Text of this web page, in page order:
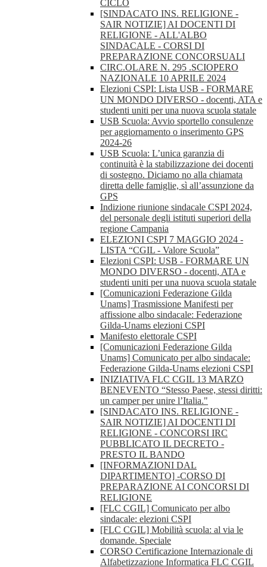
CICLO
[SINDACATO INS. RELIGIONE -
SAIR NOTIZIE] AI DOCENTI DI
RELIGIONE - ALL'ALBO
SINDACALE - CORSI DI
PREPARAZIONE CONCORSUALI
CIRC.OLARE N. 295 .SCIOPERO
NAZIONALE 10 APRILE 2024
Elezioni CSPI: Lista USB - FORMARE
UN MONDO DIVERSO - docenti, ATA e
studenti uniti per una nuova scuola statale
USB Scuola: Avvio sportello consulenze
per aggiornamento o inserimento GPS
2024-26
USB Scuola: L’unica garanzia di
continuità è la stabilizzazione dei docenti
di sostegno. Diciamo no alla chiamata
diretta delle famiglie, sì all’assunzione da
GPS
Indizione riunione sindacale CSPI 2024,
del personale degli istituti superiori della
regione Campania
ELEZIONI CSPI 7 MAGGIO 2024 -
LISTA “CGIL - Valore Scuola”
Elezioni CSPI: USB - FORMARE UN
MONDO DIVERSO - docenti, ATA e
studenti uniti per una nuova scuola statale
[Comunicazioni Federazione Gilda
Unams] Trasmissione Manifesti per
affissione albo sindacale: Federazione
Gilda-Unams elezioni CSPI
Manifesto elettorale CSPI
[Comunicazioni Federazione Gilda
Unams] Comunicato per albo sindacale:
Federazione Gilda-Unams elezioni CSPI
INIZIATIVA FLC CGIL 13 MARZO
BENEVENTO “Stesso Paese, stessi diritti:
un camper per unire l’Italia."
[SINDACATO INS. RELIGIONE -
SAIR NOTIZIE] AI DOCENTI DI
RELIGIONE - CONCORSI IRC
PUBBLICATO IL DECRETO -
PRESTO IL BANDO
[INFORMAZIONI DAL
DIPARTIMENTO] -CORSO DI
PREPARAZIONE AI CONCORSI DI
RELIGIONE
[FLC CGIL] Comunicato per albo
sindacale: elezioni CSPI
[FLC CGIL] Mobilità scuola: al via le
domande. Speciale
CORSO Certificazione Internazionale di
Alfabetizzazione Informatica FLC CGIL